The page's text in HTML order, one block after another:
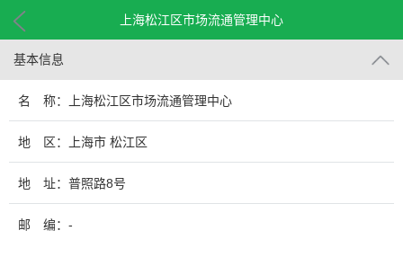
上海松江区市场流通管理中心
基本信息
名 称：上海松江区市场流通管理中心
地 区：上海市 松江区
地 址：普照路8号
邮 编：-